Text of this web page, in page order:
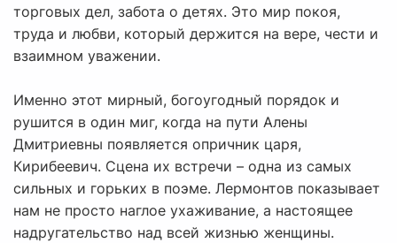
торговых дел, забота о детях. Это мир покоя,
труда и любви, который держится на вере, чести и
взаимном уважении.
Именно этот мирный, богоугодный порядок и
рушится в один миг, когда на пути Алены
Дмитриевны появляется опричник царя,
Кирибеевич. Сцена их встречи – одна из самых
сильных и горьких в поэме. Лермонтов показывает
нам не просто наглое ухаживание, а настоящее
надругательство над всей жизнью женщины.